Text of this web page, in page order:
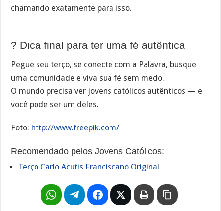
chamando exatamente para isso.
?️ Dica final para ter uma fé autêntica
Pegue seu terço, se conecte com a Palavra, busque
uma comunidade e viva sua fé sem medo.
O mundo precisa ver jovens católicos autênticos — e
você pode ser um deles.
Foto: http://www.freepik.com/
Recomendado pelos Jovens Católicos:
Terço Carlo Acutis Franciscano Original